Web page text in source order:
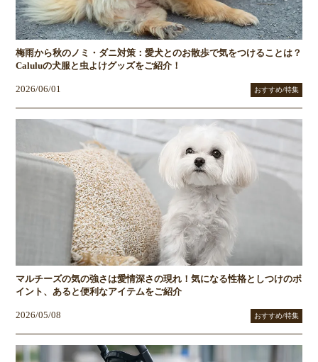
梅雨から秋のノミ・ダニ対策：愛犬とのお散歩で気をつけることは？
Caluluの犬服と虫よけグッズをご紹介！
2026/06/01 おすすめ/特集
マルチーズの気の強さは愛情深さの現れ！気になる性格としつけのポ
イント、あると便利なアイテムをご紹介
2026/05/08 おすすめ/特集